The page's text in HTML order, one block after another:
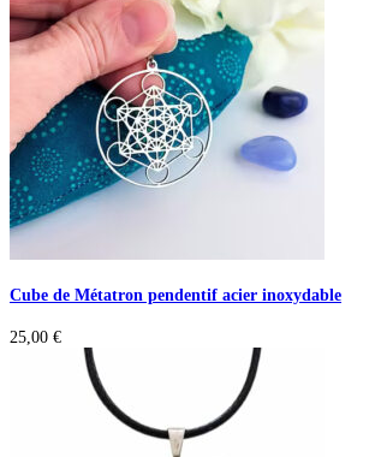
Cube de Métatron pendentif acier inoxydable
25,00 €